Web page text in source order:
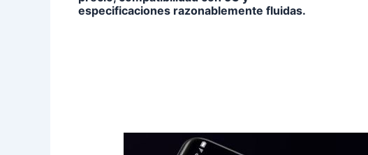
especificaciones razonablemente fluidas.